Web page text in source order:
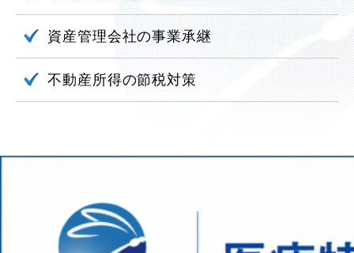
資産管理会社の事業承継
不動産所得の節税対策